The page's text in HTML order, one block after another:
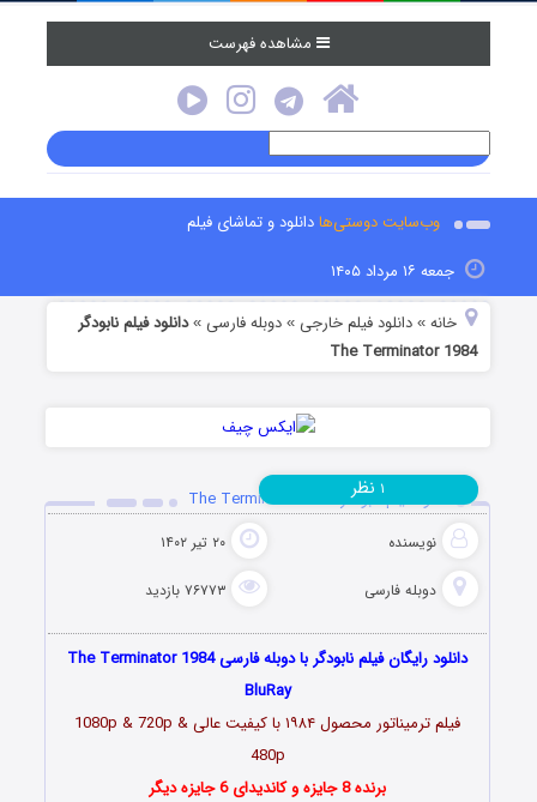
مشاهده فهرست
وب‌سایت دوستی‌هادانلود و تماشای فیلم
جمعه ۱۶ مرداد ۱۴۰۵
خانه »دانلود فیلم خارجی »دوبله فارسی »دانلود فیلم نابودگر
The Terminator 1984
دانلود فیلم نابودگر The Terminator 1984
نویسنده ۲۰ تیر ۱۴۰۲
دوبله فارسی ۷۶۷۷۳ بازدید
۱ نظر
دانلود رایگان فیلم نابودگر با دوبله فارسی The Terminator 1984
BluRay
فیلم ترمیناتور محصول۱۹۸۴
با کیفیت عالی 1080p & 720p &
480p
برنده 8 جایزه و کاندیدای 6 جایزه دیگر